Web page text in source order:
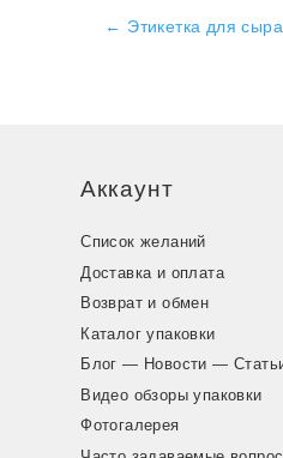
← Этикетка для
Аккаунт
Список желаний
Доставка и оплата
Возврат и обмен
Каталог упаковки
Блог — Новости —
Видео обзоры упаковки
Фотогалерея